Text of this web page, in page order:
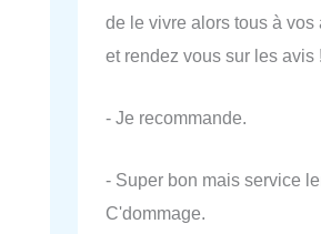
de le vivre alors tous à vos
et rendez vous sur les avis !
- Je recommande.
- Super bon mais service
C'dommage.